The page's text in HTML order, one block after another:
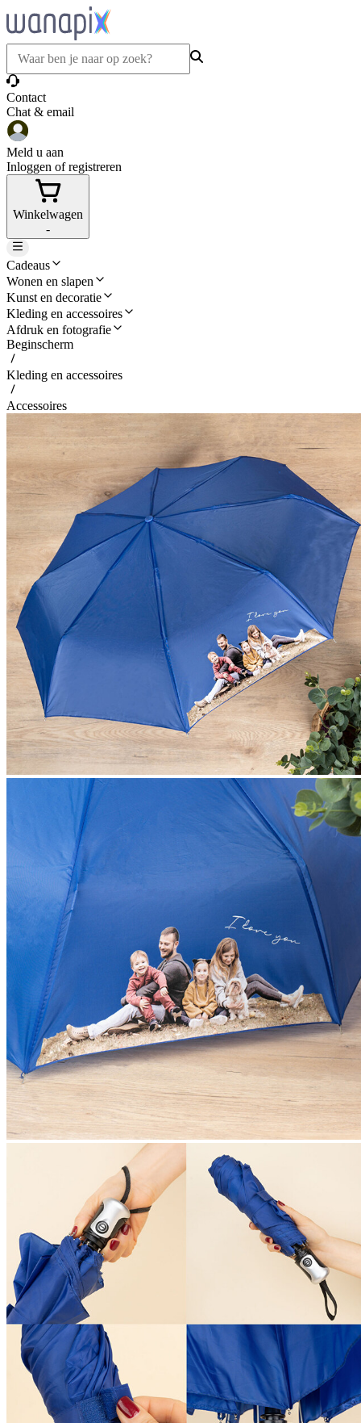
Contact
Chat & email
Meld u aan
Inloggen of registreren
Winkelwagen
-
Cadeaus
Wonen en slapen
Kunst en decoratie
Kleding en accessoires
Afdruk en fotografie
Beginscherm
Kleding en accessoires
Accessoires